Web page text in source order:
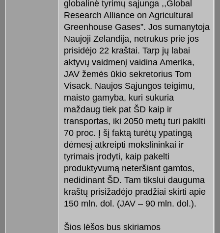
globalinė tyrimų sąjunga ,,Global
Research Alliance on Agricultural
Greenhouse Gases”. Jos sumanytoja
Naujoji Zelandija, netrukus prie jos
prisidėjo 22 kraštai. Tarp jų labai
aktyvų vaidmenį vaidina Amerika,
JAV žemės ūkio sekretorius Tom
Visack. Naujos Sąjungos teigimu,
maisto gamyba, kuri sukuria
maždaug tiek pat ŠD kaip ir
transportas, iki 2050 metų turi pakilti
70 proc. Į šį faktą turėtų ypatingą
dėmesį atkreipti mokslininkai ir
tyrimais įrodyti, kaip pakelti
produktyvumą neteršiant gamtos,
nedidinant ŠD. Tam tikslui dauguma
kraštų prisižadėjo pradžiai skirti apie
150 mln. dol. (JAV – 90 mln. dol.).
Šios lėšos bus skiriamos